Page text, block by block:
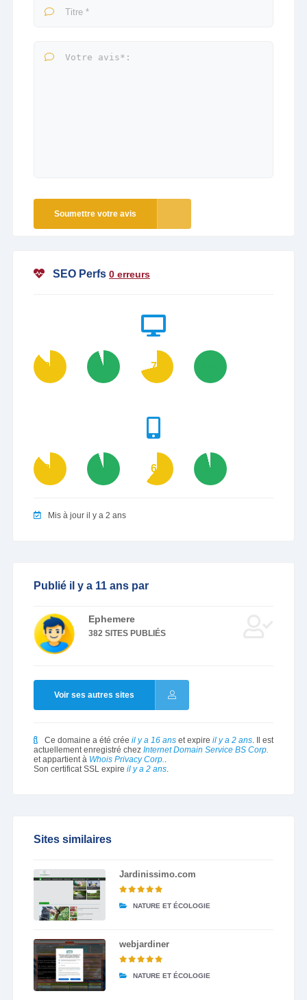
Soumettre votre avis
SEO Perfs 0 erreurs
88 95 71
88 95 61 96
Mis à jour il y a 2 ans
Publié il y a 11 ans par
Ephemere
382 SITES PUBLIÉS
Voir ses autres sites
Ce domaine a été crée il y a 16 anset expire il y a 2 ans. Il est
actuellement enregistré chez Internet Domain Service BS Corp.
et appartient à Whois Privacy Corp..
Son certificat SSL expire il y a 2 ans.
Sites similaires
Jardinissimo.com
NATURE ET ÉCOLOGIE
webjardiner
NATURE ET ÉCOLOGIE